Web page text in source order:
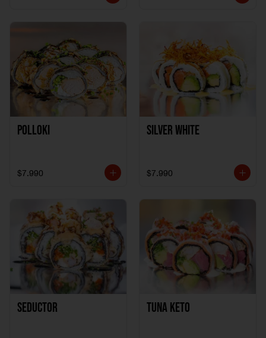
Polloki
$7.990
SILVER WHITE
$7.990
Seductor TUNA KETO